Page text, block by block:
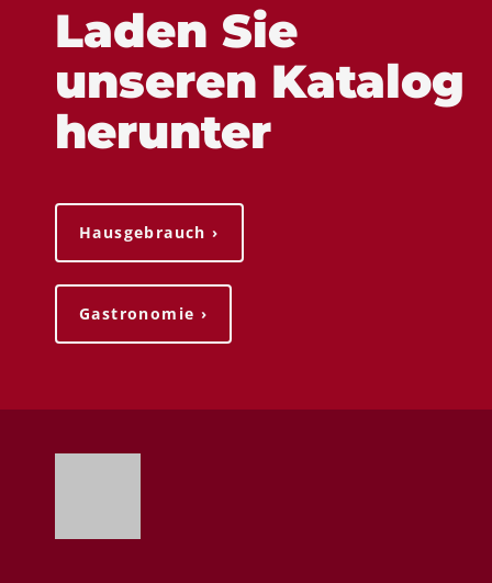
Laden Sie
unseren Katalog
herunter
Hausgebrauch ›
Gastronomie ›